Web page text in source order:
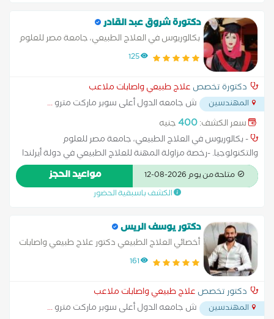
دكتورة شروق عبد القادر
بكالوريوس في العلاج الطبيعي، جامعة مصر للعلوم
والتكنولوجيا
125
دكتورة تخصص علاج طبيعي واصابات ملاعب
المهندسين ش جامعه الدول أعلى سوبر ماركت مترو...
سعر الكشف:400جنيه
- بكالوريوس في العلاج الطبيعي، جامعة مصر للعلوم
والتكنولوجيا. -رخصة مزاولة المهنة للعلاج الطبيعي في دولة أيرلندا
و ألمانيا نوردراين . - دكتوراه سريرية إكلينيكية ، جامعة ميشيغان-
فلينت الولايات المتحدةالأمريكية. - دبلوم كرة القدم من الفيفا. -
العلاج الطبيعي للقلب والرئة، المركز الأيرلندي للتدريب والتعليم. -
فينيكس البريطانية. أساسيات العلاج الطبيعي للأطفال، جامعة كلية
لندن.
متاحة من يوم 2026-08-12 مواعيد الحجز
الكشف باسبقية الحضور
دكتور يوسف الريس
أخصائي العلاج الطبيعي دكتور علاج طبيعي واصابات
ملاعب متخصص في علاج طبيعي بالغين، اصابات
161
دكتور تخصص علاج طبيعي واصابات ملاعب
المهندسين ش جامعه الدول أعلى سوبر ماركت مترو...